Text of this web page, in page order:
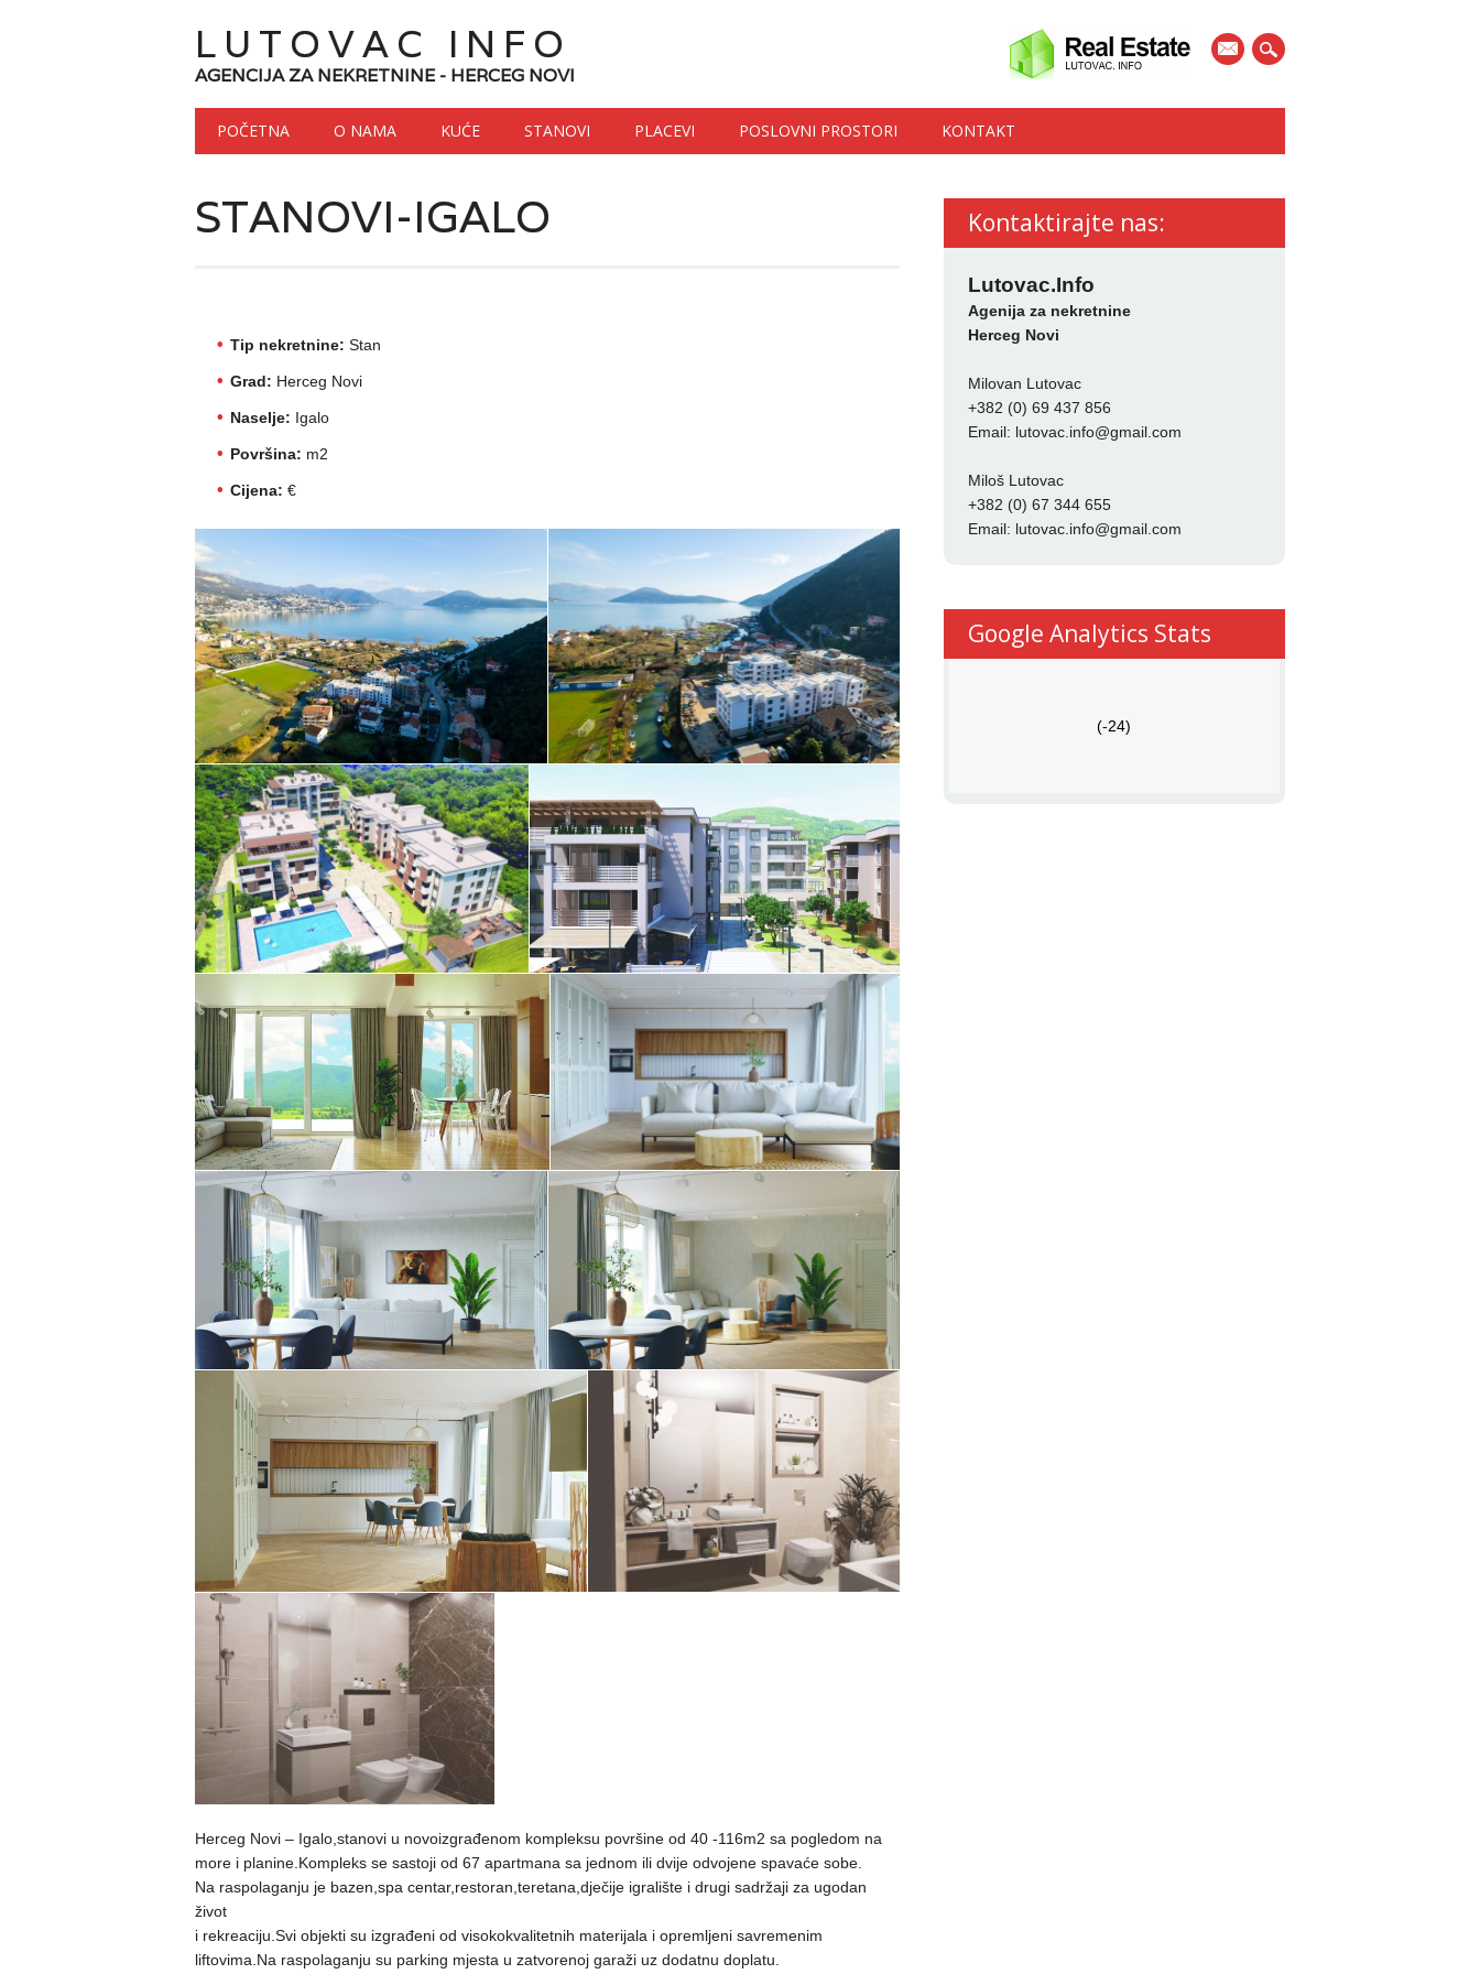
mail
LUTOVAC INFO
AGENCIJA ZA NEKRETNINE - HERCEG NOVI
Main menu
Skip to content
POČETNA O NAMA KUĆE STANOVI PLACEVI POSLOVNI PROSTORI KONTAKT
STANOVI-IGALO
Tip nekretnine: Stan
Grad: Herceg Novi
Naselje: Igalo
Površina: m2
Cijena: €
Herceg Novi – Igalo,stanovi u novoizgrađenom kompleksu površine od 40 -116m2 sa pogledom na
more i planine.Kompleks se sastoji od 67 apartmana sa jednom ili dvije odvojene spavaće sobe.
Na raspolaganju je bazen,spa centar,restoran,teretana,dječije igralište i drugi sadržaji za ugodan
život
i rekreaciju.Svi objekti su izgrađeni od visokokvalitetnih materijala i opremljeni savremenim
liftovima.Na raspolaganju su parking mjesta u zatvorenoj garaži uz dodatnu doplatu.
Kontaktirajte nas:
Lutovac.Info
Agenija za nekretnine
Herceg Novi
Milovan Lutovac
+382 (0) 69 437 856
Email: lutovac.info@gmail.com
Miloš Lutovac
+382 (0) 67 344 655
Email: lutovac.info@gmail.com
Google Analytics Stats
(-24)